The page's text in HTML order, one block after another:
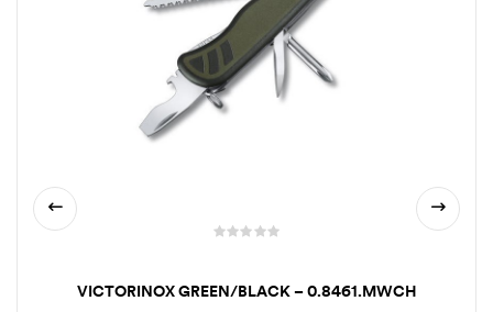
VICTORINOX GREEN/BLACK – 0.8461.MWCH